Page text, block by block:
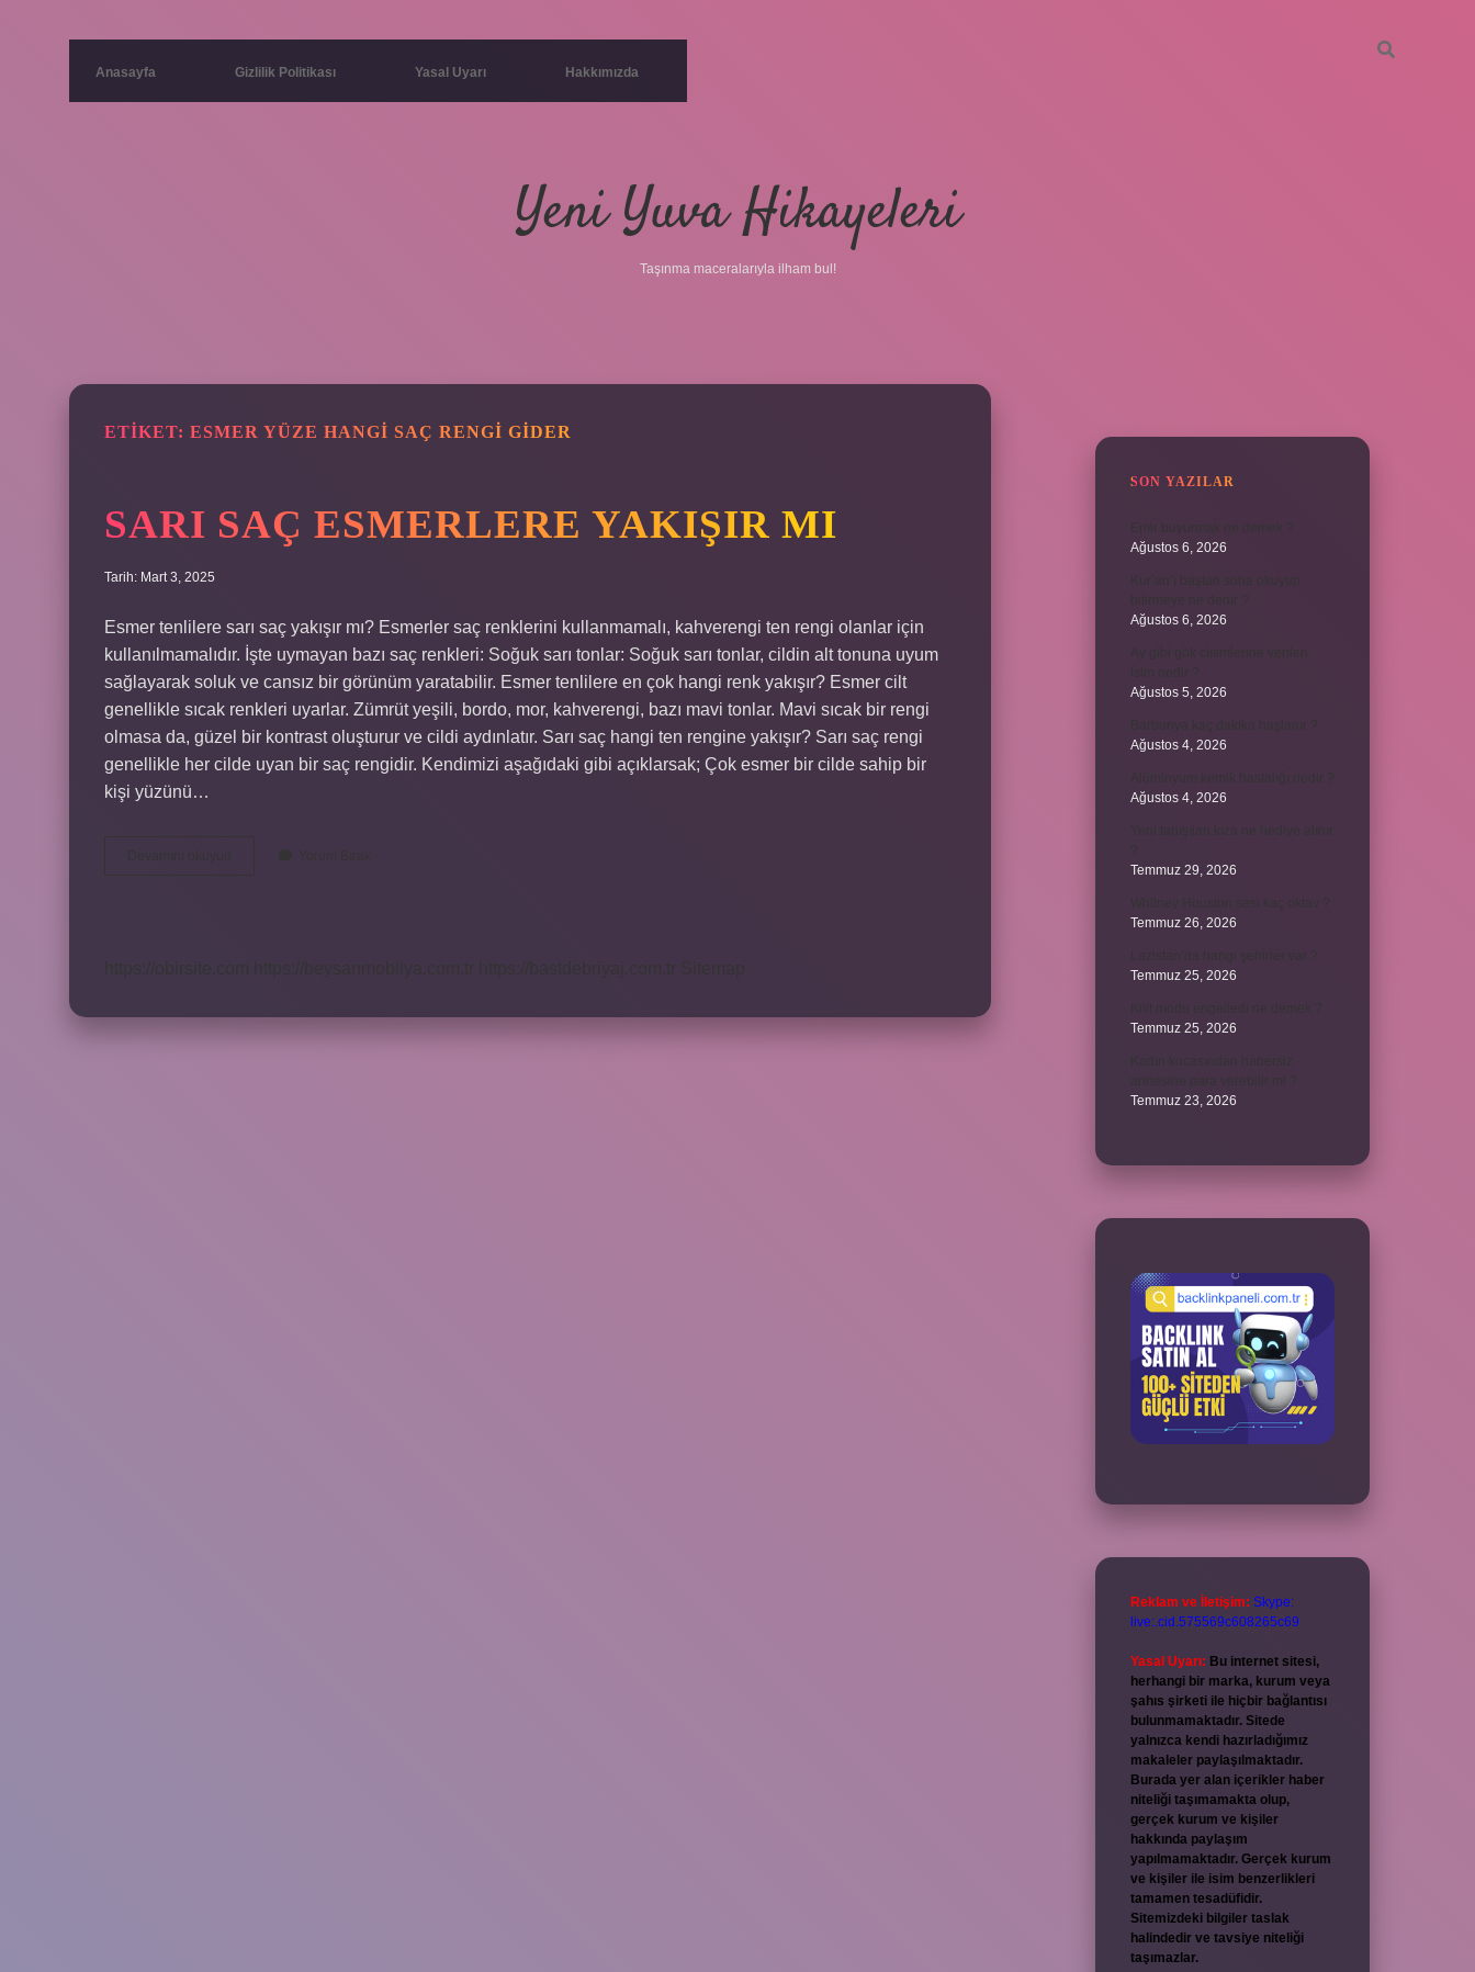
Anasayfa Gizlilik Politikası Yasal Uyarı Hakkımızda
Yeni Yuva Hikayeleri
Taşınma maceralarıyla ilham bul!
ETIKET: ESMER YÜZE HANGI SAÇ RENGI GIDER
SARI SAÇ ESMERLERE YAKIŞIR MI
Tarih: Mart 3, 2025
Esmer tenlilere sarı saç yakışır mı? Esmerler saç renklerini kullanmamalı, kahverengi ten rengi olanlar için
kullanılmamalıdır. İşte uymayan bazı saç renkleri: Soğuk sarı tonlar: Soğuk sarı tonlar, cildin alt tonuna uyum
sağlayarak soluk ve cansız bir görünüm yaratabilir. Esmer tenlilere en çok hangi renk yakışır? Esmer cilt
genellikle sıcak renkleri uyarlar. Zümrüt yeşili, bordo, mor, kahverengi, bazı mavi tonlar. Mavi sıcak bir rengi
olmasa da, güzel bir kontrast oluşturur ve cildi aydınlatır. Sarı saç hangi ten rengine yakışır? Sarı saç rengi
genellikle her cilde uyan bir saç rengidir. Kendimizi aşağıdaki gibi açıklarsak; Çok esmer bir cilde sahip bir
kişi yüzünü…
SON YAZILAR
Ağustos 6, 2026
Ağustos 6, 2026
Ağustos 5, 2026
Ağustos 4, 2026
Ağustos 4, 2026
Temmuz 29, 2026
Temmuz 26, 2026
Temmuz 25, 2026
Temmuz 25, 2026
Temmuz 23, 2026
Reklam ve İletişim: Skype:
live:.cid.575569c608265c69
Yasal Uyarı: Bu internet sitesi,
herhangi bir marka, kurum veya
şahıs şirketi ile hiçbir bağlantısı
bulunmamaktadır. Sitede
yalnızca kendi hazırladığımız
makaleler paylaşılmaktadır.
Burada yer alan içerikler haber
niteliği taşımamakta olup,
gerçek kurum ve kişiler
hakkında paylaşım
yapılmamaktadır. Gerçek kurum
ve kişiler ile isim benzerlikleri
tamamen tesadüfidir.
Sitemizdeki bilgiler taslak
halindedir ve tavsiye niteliği
taşımazlar.